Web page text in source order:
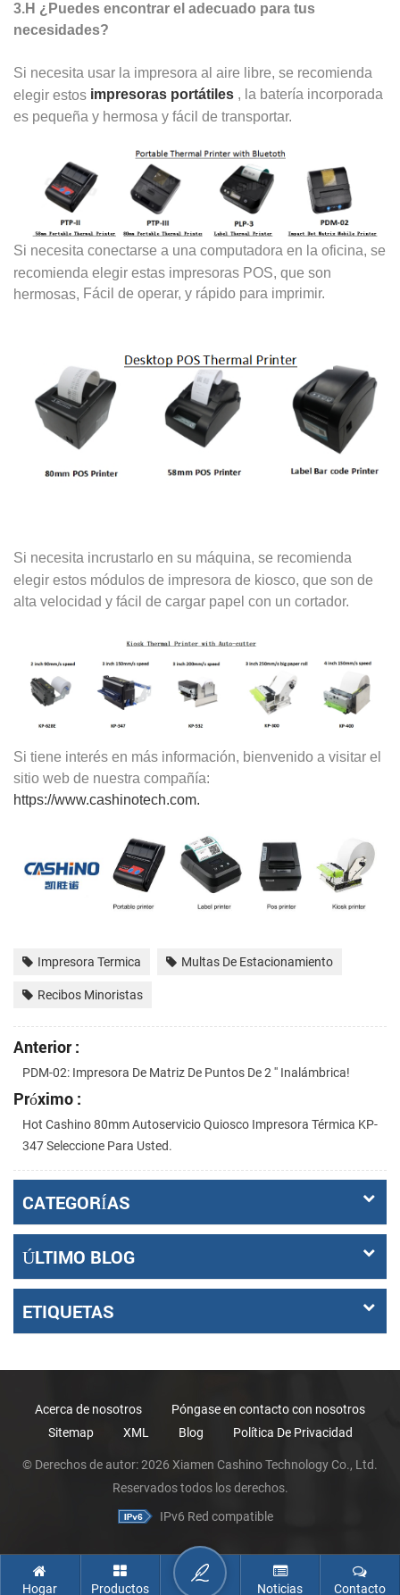
3.H ¿Puedes encontrar el adecuado para tus
necesidades?
Si necesita usar la impresora al aire libre, se recomienda
elegir estos impresoras portátiles , la batería incorporada
es pequeña y hermosa y fácil de transportar.
Si necesita conectarse a una computadora en la oficina, se
recomienda elegir estas impresoras POS, que son
hermosas,
Fácil de operar, y rápido para imprimir.
Si necesita incrustarlo en su máquina, se recomienda
elegir estos módulos de impresora de kiosco, que son de
alta velocidad y fácil de cargar papel con un cortador.
Si tiene interés en más información, bienvenido a visitar el
sitio web de nuestra compañía:
https://www.cashinotech.com.
Impresora Termica Multas De Estacionamiento
Recibos Minoristas
Anterior :
PDM-02: Impresora De Matriz De Puntos De 2 '' Inalámbrica!
Próximo :
Hot Cashino 80mm Autoservicio Quiosco Impresora Térmica KP-
347 Seleccione Para Usted.
CATEGORÍAS
ÚLTIMO BLOG
ETIQUETAS
Acerca de nosotros
Póngase en contacto con nosotros
Sitemap
XML Blog Política De Privacidad
© Derechos de autor: 2026 Xiamen Cashino Technology Co., Ltd.
Reservados todos los derechos.
IPv6 Red compatible
Hogar Productos Noticias Contacto